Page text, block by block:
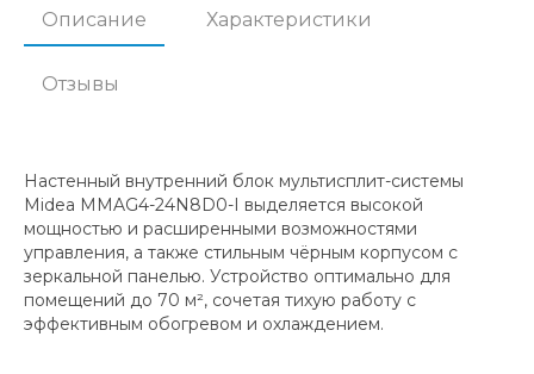
Описание Характеристики
Отзывы
Настенный внутренний блок мультисплит-системы
Midea MMAG4-24N8D0-I выделяется высокой
мощностью и расширенными возможностями
управления, а также стильным чёрным корпусом с
зеркальной панелью. Устройство оптимально для
помещений до 70 м², сочетая тихую работу с
эффективным обогревом и охлаждением.